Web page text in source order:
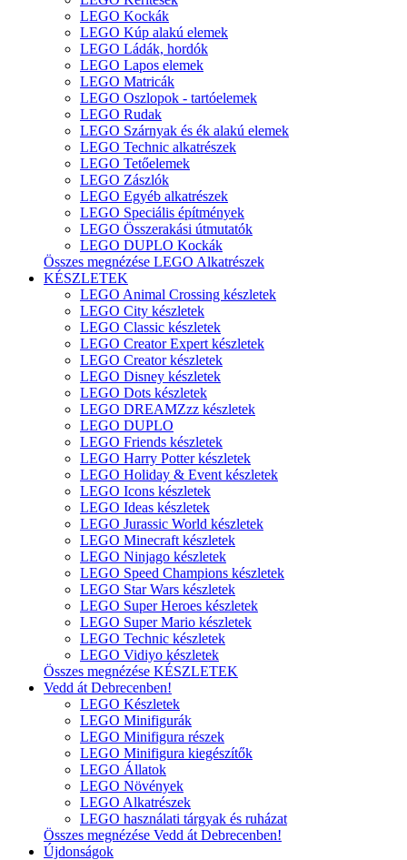
LEGO Kockák
LEGO Kúp alakú elemek
LEGO Ládák, hordók
LEGO Lapos elemek
LEGO Matricák
LEGO Oszlopok - tartóelemek
LEGO Rudak
LEGO Szárnyak és ék alakú elemek
LEGO Technic alkatrészek
LEGO Tetőelemek
LEGO Zászlók
LEGO Egyéb alkatrészek
LEGO Speciális építmények
LEGO Összerakási útmutatók
LEGO DUPLO Kockák
Összes megnézése LEGO Alkatrészek
KÉSZLETEK
LEGO Animal Crossing készletek
LEGO City készletek
LEGO Classic készletek
LEGO Creator Expert készletek
LEGO Creator készletek
LEGO Disney készletek
LEGO Dots készletek
LEGO DREAMZzz készletek
LEGO DUPLO
LEGO Friends készletek
LEGO Harry Potter készletek
LEGO Holiday & Event készletek
LEGO Icons készletek
LEGO Ideas készletek
LEGO Jurassic World készletek
LEGO Minecraft készletek
LEGO Ninjago készletek
LEGO Speed Champions készletek
LEGO Star Wars készletek
LEGO Super Heroes készletek
LEGO Super Mario készletek
LEGO Technic készletek
LEGO Vidiyo készletek
Összes megnézése KÉSZLETEK
Vedd át Debrecenben!
LEGO Készletek
LEGO Minifigurák
LEGO Minifigura részek
LEGO Minifigura kiegészítők
LEGO Állatok
LEGO Növények
LEGO Alkatrészek
LEGO használati tárgyak és ruházat
Összes megnézése Vedd át Debrecenben!
Újdonságok